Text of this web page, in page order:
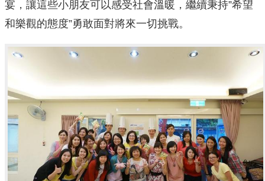
宴，讓這些小朋友可以感受社會溫暖，繼續秉持”希望
和樂觀的態度”勇敢面對將來一切挑戰。